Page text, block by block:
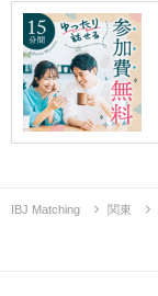
IBJ Matching 関東